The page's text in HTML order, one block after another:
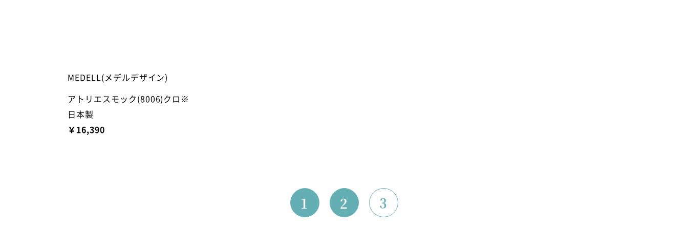
MEDELL(メデルデザイン)
アトリエスモック(8006)クロ※
日本製
￥16,390
1 2 3